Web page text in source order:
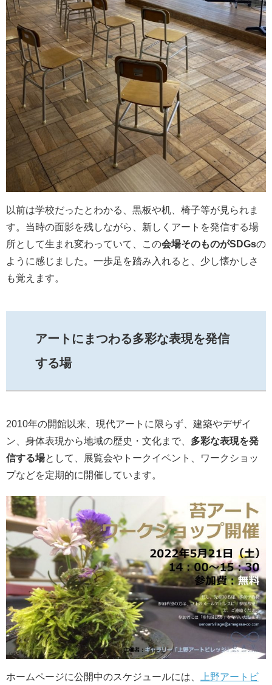
以前は学校だったとわかる、黒板や机、椅子等が見られま
す。当時の面影を残しながら、新しくアートを発信する場
所として生まれ変わっていて、この会場そのものがSDGsの
ように感じました。一歩足を踏み入れると、少し懐かしさ
も覚えます。
アートにまつわる多彩な表現を発信
する場
2010年の開館以来、現代アートに限らず、建築やデザイ
ン、身体表現から地域の歴史・文化まで、 多彩な表現を発
信する場として、展覧会やトークイベント、ワークショッ
プなどを定期的に開催しています。
ホームページに公開中のスケジュールには、
上野アートビ